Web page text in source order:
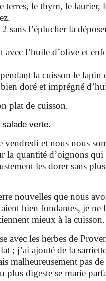
terres, le thym, le laurier,
sans l’éplucher la
avec l’huile d’olive et
la cuisson le lapin
doré et imprégné
plat de cuisson.
salade verte.
vendredi et nous nous
la quantité d’oignons
les dorer sans
nouvelles que nous
bien fondantes, je ne
mieux à la cuisson.
avec les herbes de
; j’ai ajouté de la
malheureusement pas
plus digeste se marie